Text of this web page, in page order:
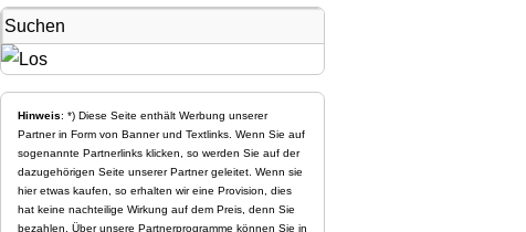
Hinweis: *) Diese Seite enthält Werbung unserer
Partner in Form von Banner und Textlinks. Wenn Sie auf
sogenannte Partnerlinks klicken, so werden Sie auf der
dazugehörigen Seite unserer Partner geleitet. Wenn sie
hier etwas kaufen, so erhalten wir eine Provision, dies
hat keine nachteilige Wirkung auf dem Preis, denn Sie
bezahlen. Über unsere Partnerprogramme können Sie in